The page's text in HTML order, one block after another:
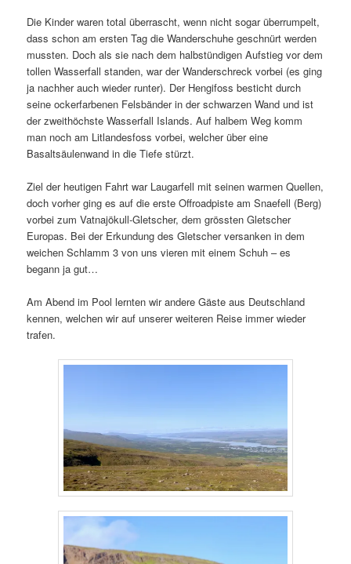
Die Kinder waren total überrascht, wenn nicht sogar überrumpelt,
dass schon am ersten Tag die Wanderschuhe geschnürt werden
mussten. Doch als sie nach dem halbstündigen Aufstieg vor dem
tollen Wasserfall standen, war der Wanderschreck vorbei (es ging
ja nachher auch wieder runter). Der Hengifoss besticht durch
seine ockerfarbenen Felsbänder in der schwarzen Wand und ist
der zweithöchste Wasserfall Islands. Auf halbem Weg komm
man noch am Litlandesfoss vorbei, welcher über eine
Basaltsäulenwand in die Tiefe stürzt.
Ziel der heutigen Fahrt war Laugarfell mit seinen warmen Quellen,
doch vorher ging es auf die erste Offroadpiste am Snaefell (Berg)
vorbei zum Vatnajökull-Gletscher, dem grössten Gletscher
Europas. Bei der Erkundung des Gletscher versanken in dem
weichen Schlamm 3 von uns vieren mit einem Schuh – es
begann ja gut…
Am Abend im Pool lernten wir andere Gäste aus Deutschland
kennen, welchen wir auf unserer weiteren Reise immer wieder
trafen.